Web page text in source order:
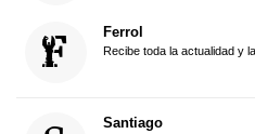
Ferrol
Recibe toda la actualidad y
Santiago